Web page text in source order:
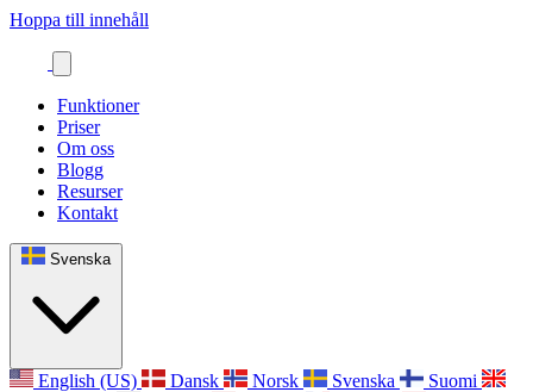
Hoppa till innehåll
Funktioner
Priser
Om oss
Blogg
Resurser
Kontakt
Svenska
English (US) Dansk Norsk Svenska
Suomi